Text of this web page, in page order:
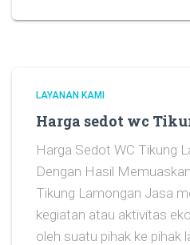
LAYANAN KAMI
Harga sedot wc
Harga Sedot WC Tikung
Dengan Hasil
Tikung Lamongan Jasa
kegiatan atau aktivitas
oleh suatu pihak ke pihak